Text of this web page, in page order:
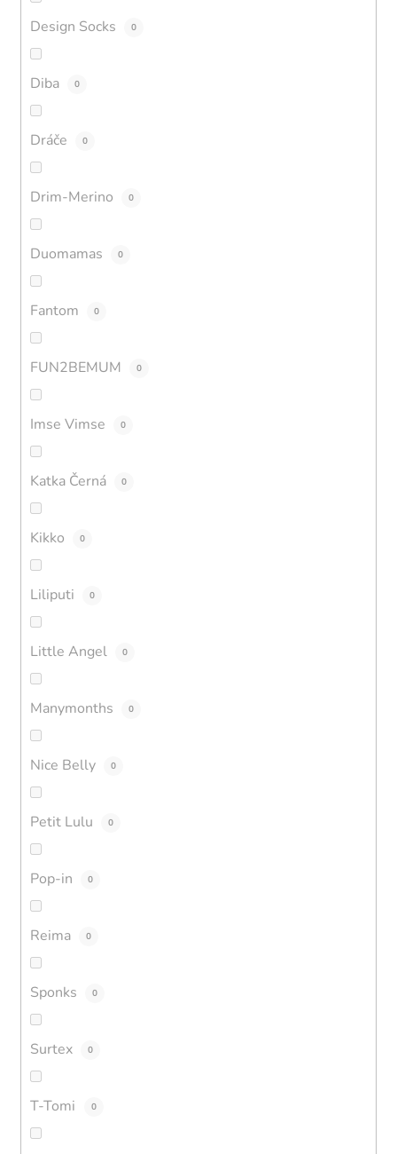
Design Socks 0
Diba 0
Dráče 0
Drim-Merino 0
Duomamas 0
Fantom 0
FUN2BEMUM 0
Imse Vimse 0
Katka Černá 0
Kikko 0
Liliputi 0
Little Angel 0
Manymonths 0
Nice Belly 0
Petit Lulu 0
Pop-in 0
Reima 0
Sponks 0
Surtex 0
T-Tomi 0